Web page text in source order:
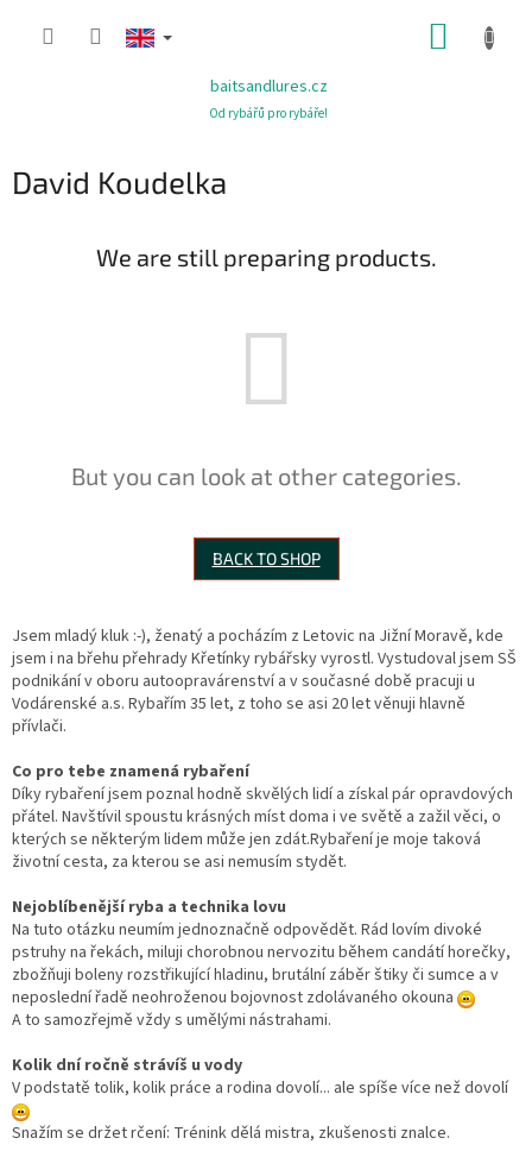
baitsandlures.cz
Od rybářů pro rybáře!
David Koudelka
We are still preparing products.
But you can look at other categories.
BACK TO SHOP
Jsem mladý kluk :-), ženatý a pocházím z Letovic na Jižní Moravě, kde
jsem i na břehu přehrady Křetínky rybářsky vyrostl. Vystudoval jsem SŠ
podnikání v oboru autoopravárenství a v současné době pracuji u
Vodárenské a.s. Rybařím 35 let, z toho se asi 20 let věnuji hlavně
přívlači.
Co pro tebe znamená rybaření
Díky rybaření jsem poznal hodně skvělých lidí a získal pár opravdových
přátel. Navštívil spoustu krásných míst doma i ve světě a zažil věci, o
kterých se některým lidem může jen zdát.Rybaření je moje taková
životní cesta, za kterou se asi nemusím stydět.
Nejoblíbenější ryba a technika lovu
Na tuto otázku neumím jednoznačně odpovědět. Rád lovím divoké
pstruhy na řekách, miluji chorobnou nervozitu během candátí horečky,
zbožňuji boleny rozstřikující hladinu, brutální záběr štiky či sumce a v
neposlední řadě neohroženou bojovnost zdolávaného okouna
A to samozřejmě vždy s umělými nástrahami.
Kolik dní ročně strávíš u vody
V podstatě tolik, kolik práce a rodina dovolí... ale spíše více než dovolí
Snažím se držet rčení: Trénink dělá mistra, zkušenosti znalce.